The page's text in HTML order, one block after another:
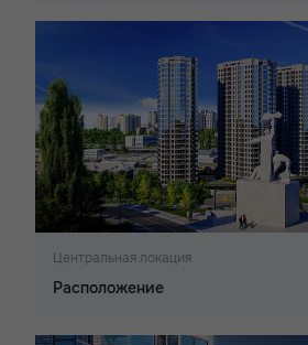
Центральная локация
Расположение